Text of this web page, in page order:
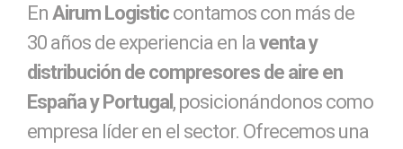
En Airum Logistic contamos con más de
30 años de experiencia en laventa y
distribución de compresores de aire en
España y Portugal, posicionándonos como
empresa líder en el sector. Ofrecemos una